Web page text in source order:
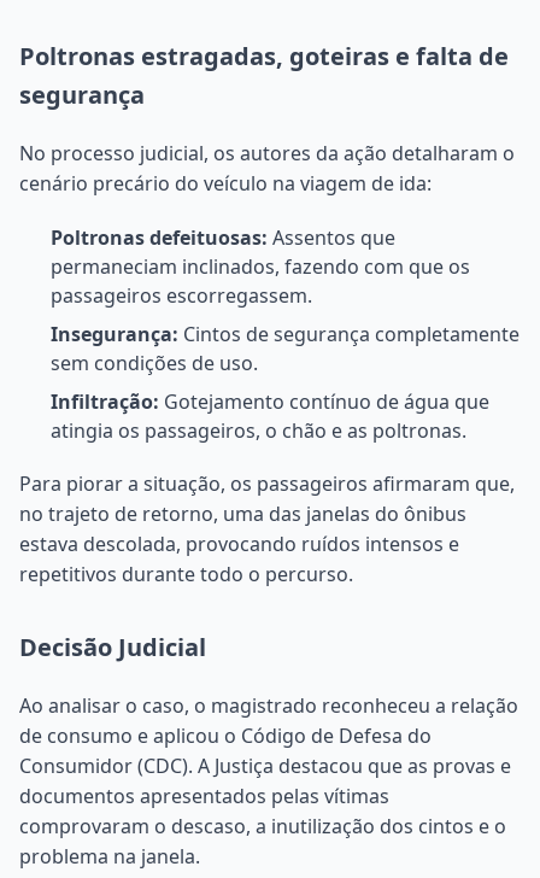
Poltronas estragadas, goteiras e falta de
segurança
No processo judicial, os autores da ação detalharam o
cenário precário do veículo na viagem de ida:
Poltronas defeituosas: Assentos que
permaneciam inclinados, fazendo com que os
passageiros escorregassem.
Insegurança: Cintos de segurança completamente
sem condições de uso.
Infiltração: Gotejamento contínuo de água que
atingia os passageiros, o chão e as poltronas.
Para piorar a situação, os passageiros afirmaram que,
no trajeto de retorno, uma das janelas do ônibus
estava descolada, provocando ruídos intensos e
repetitivos durante todo o percurso.
Decisão Judicial
Ao analisar o caso, o magistrado reconheceu a relação
de consumo e aplicou o Código de Defesa do
Consumidor (CDC). A Justiça destacou que as provas e
documentos apresentados pelas vítimas
comprovaram o descaso, a inutilização dos cintos e o
problema na janela.